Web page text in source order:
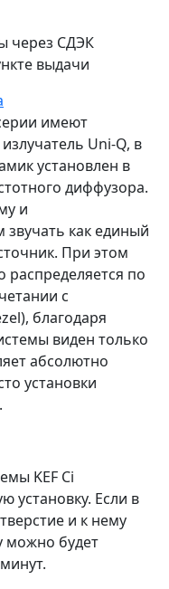
через СДЭК
выдачи
имеют
Uni-Q, в
установлен в
диффузора.
и
звучать как единый
При этом
по
с
благодаря
виден только
абсолютно
установки
KEF Ci
установку. Если в
и к нему
можно будет